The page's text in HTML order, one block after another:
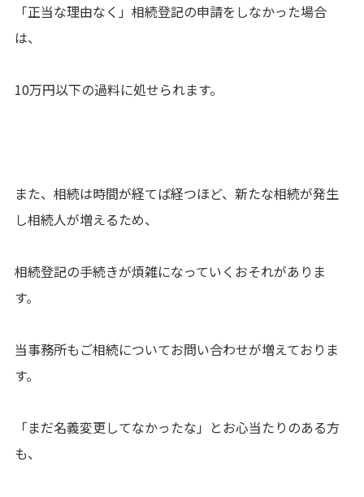
「正当な理由なく」相続登記の申請をしなかった場合
は、
10万円以下の過料に処せられます。
また、相続は時間が経てば経つほど、新たな相続が発生
し相続人が増えるため、
相続登記の手続きが煩雑になっていくおそれがありま
す。
当事務所もご相続についてお問い合わせが増えておりま
す。
「まだ名義変更してなかったな」とお心当たりのある方
も、